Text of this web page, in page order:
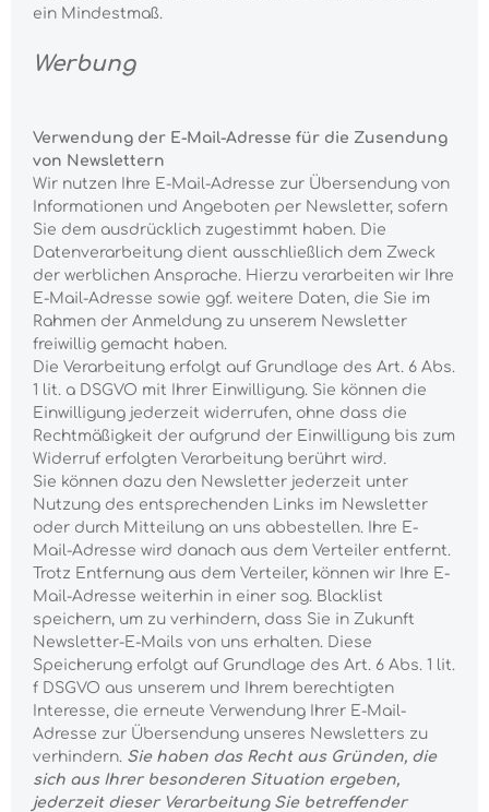
ein Mindestmaß.
Werbung
Verwendung der E-Mail-Adresse für die Zusendung
von Newslettern
Wir nutzen Ihre E-Mail-Adresse zur Übersendung von
Informationen und Angeboten per Newsletter, sofern
Sie dem ausdrücklich zugestimmt haben. Die
Datenverarbeitung dient ausschließlich dem Zweck
der werblichen Ansprache. Hierzu verarbeiten wir Ihre
E-Mail-Adresse sowie ggf. weitere Daten, die Sie im
Rahmen der Anmeldung zu unserem Newsletter
freiwillig gemacht haben.
Die Verarbeitung erfolgt auf Grundlage des Art. 6 Abs.
1 lit. a DSGVO mit Ihrer Einwilligung. Sie können die
Einwilligung jederzeit widerrufen, ohne dass die
Rechtmäßigkeit der aufgrund der Einwilligung bis zum
Widerruf erfolgten Verarbeitung berührt wird.
Sie können dazu den Newsletter jederzeit unter
Nutzung des entsprechenden Links im Newsletter
oder durch Mitteilung an uns abbestellen. Ihre E-
Mail-Adresse wird danach aus dem Verteiler entfernt.
Trotz Entfernung aus dem Verteiler, können wir Ihre E-
Mail-Adresse weiterhin in einer sog. Blacklist
speichern, um zu verhindern, dass Sie in Zukunft
Newsletter-E-Mails von uns erhalten. Diese
Speicherung erfolgt auf Grundlage des Art. 6 Abs. 1 lit.
f DSGVO aus unserem und Ihrem berechtigten
Interesse, die erneute Verwendung Ihrer E-Mail-
Adresse zur Übersendung unseres Newsletters zu
verhindern. Sie haben das Recht aus Gründen, die
sich aus Ihrer besonderen Situation ergeben,
jederzeit dieser Verarbeitung Sie betreffender